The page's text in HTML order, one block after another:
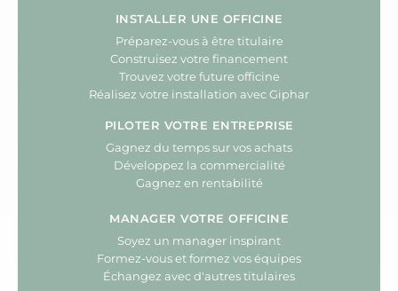
INSTALLER UNE OFFICINE
Préparez-vous à être titulaire
Construisez votre financement
Trouvez votre future officine
Réalisez votre installation avec Giphar
PILOTER VOTRE ENTREPRISE
Gagnez du temps sur vos achats
Développez la commercialité
Gagnez en rentabilité
MANAGER VOTRE OFFICINE
Soyez un manager inspirant
Formez-vous et formez vos équipes
Échangez avec d'autres titulaires